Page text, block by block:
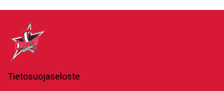
Tietosuojaseloste